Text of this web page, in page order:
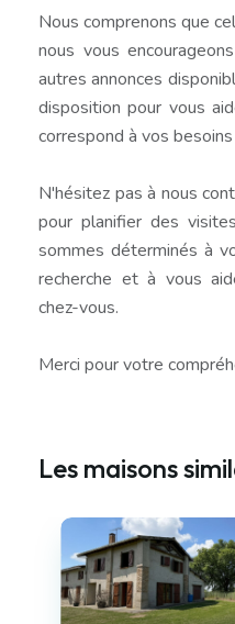
Nous comprenons que
nous vous
autres annonces
disposition pour vous
correspond à vos
N'hésitez pas à nous
pour planifier des
sommes déterminés à
recherche et à vous
chez-vous.
Merci pour votre
Les maisons